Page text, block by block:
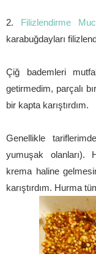
2. Filizlendirme
karabuğdayları
Çiğ bademleri
getirmedim, parçalı
bir kapta karıştırdım.
Genellikle
yumuşak olanları).
krema haline
karıştırdım. Hurma